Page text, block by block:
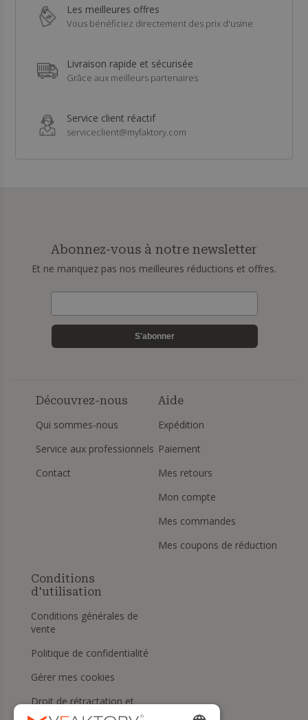
Les meilleures offres
Vous bénéficiez directement des prix d'usine
Livraison rapide et sécurisée
Grâce aux meilleurs partenaires
Service client réactif
serviceclient@myfaktory.com
Abonnez-vous à notre newsletter
Et ne manquez pas nos meilleures réductions et offres.
S'abonner
Découvrez-nous
Qui sommes-nous
Service aux professionnels
Contact
Aide
Expédition
Paiement
Mes retours
Mon compte
Mes commandes
Mes coupons de réduction
Conditions
d'utilisation
Conditions générales de
vente
Politique de confidentialité
Gérer mes cookies
Droit de rétractation et
retours